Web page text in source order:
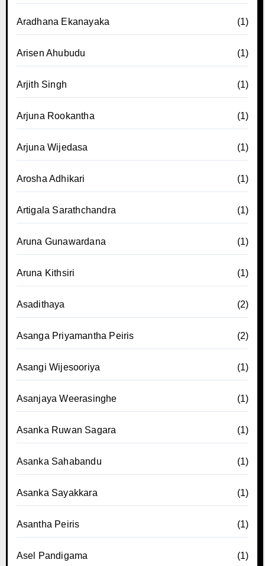
Aradhana Ekanayaka (1)
Arisen Ahubudu (1)
Arjith Singh (1)
Arjuna Rookantha (1)
Arjuna Wijedasa (1)
Arosha Adhikari (1)
Artigala Sarathchandra (1)
Aruna Gunawardana (1)
Aruna Kithsiri (1)
Asadithaya (2)
Asanga Priyamantha Peiris (2)
Asangi Wijesooriya (1)
Asanjaya Weerasinghe (1)
Asanka Ruwan Sagara (1)
Asanka Sahabandu (1)
Asanka Sayakkara (1)
Asantha Peiris (1)
Asel Pandigama (1)